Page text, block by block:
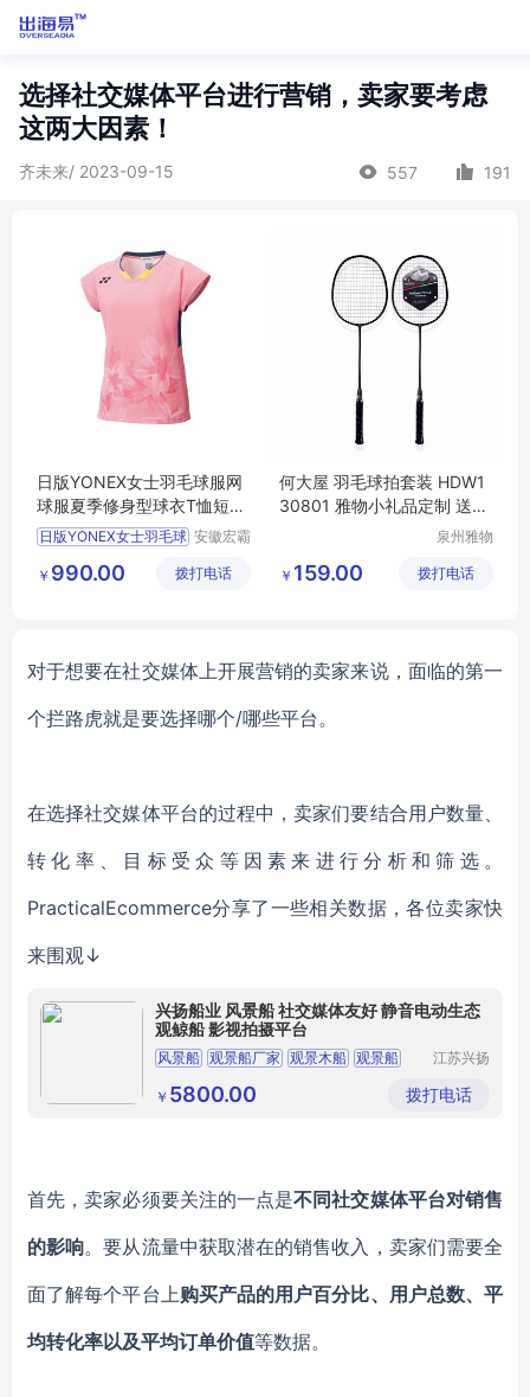
选择社交媒体平台进行营销，卖家要考虑
这两大因素！
齐未来/ 2023-09-15 557 191
日版YONEX女士羽毛球服网
球服夏季修身型球衣T恤短袖
20564
日版YONEX女士羽毛球 安徽宏霸
有限公司
￥ 990.00 拨打电话
何大屋 羽毛球拍套装 HDW1
30801 雅物小礼品定制 送客
户礼品 MY-ACJJ-（T）-145
泉州雅物
公司
￥ 159.00 拨打电话
对于想要在社交媒体上开展营销的卖家来说，面临的第一
个拦路虎就是要选择哪个/哪些平台。
在选择社交媒体平台的过程中，卖家们要结合用户数量、
转化率、目标受众等因素来进行分析和筛选。
PracticalEcommerce分享了一些相关数据，各位卖家快
来围观↓
兴扬船业 风景船 社交媒体友好 静音电动生态
观鲸船 影视拍摄平台
风景船 观景船厂家 观景木船 观景船
餐饮试观景船
江苏兴扬
公司
￥ 5800.00 拨打电话
首先，卖家必须要关注的一点是不同社交媒体平台对销售
的影响。要从流量中获取潜在的销售收入，卖家们需要全
面了解每个平台上购买产品的用户百分比、用户总数、平
均转化率以及平均订单价值等数据。